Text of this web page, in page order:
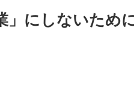
」にしないため